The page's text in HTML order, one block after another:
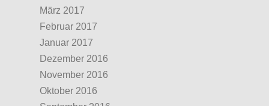
März 2017
Februar 2017
Januar 2017
Dezember 2016
November 2016
Oktober 2016